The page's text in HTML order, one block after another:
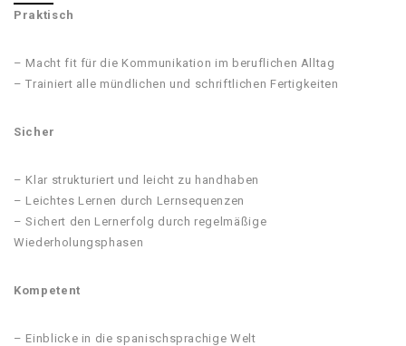
Praktisch
– Macht fit für die Kommunikation im beruflichen Alltag
– Trainiert alle mündlichen und schriftlichen Fertigkeiten
Sicher
– Klar strukturiert und leicht zu handhaben
– Leichtes Lernen durch Lernsequenzen
– Sichert den Lernerfolg durch regelmäßige
Wiederholungsphasen
Kompetent
– Einblicke in die spanischsprachige Welt